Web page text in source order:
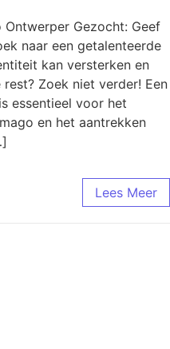
Gezocht: Geef
naar een getalenteerde
kan versterken en
Zoek niet verder! Een
essentieel voor het
en het aantrekken
Lees Meer